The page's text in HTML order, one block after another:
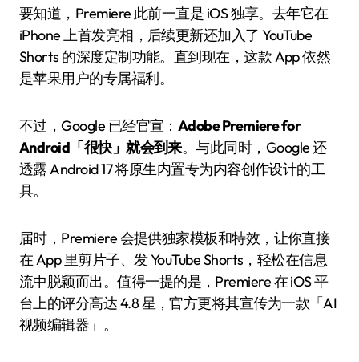
要知道，Premiere 此前一直是 iOS 独享。去年它在
iPhone 上首发亮相，后续更新还加入了 YouTube
Shorts 的深度定制功能。直到现在，这款 App 依然
是苹果用户的专属福利。
不过，Google 已经官宣： Adobe Premiere for
Android「很快」就会到来。与此同时，Google 还
透露 Android 17 将原生内置专为内容创作设计的工
具。
届时，Premiere 会提供独家模板和特效，让你直接
在 App 里剪片子、发 YouTube Shorts，轻松在信息
流中脱颖而出。值得一提的是，Premiere 在 iOS 平
台上的评分高达 4.8 星，官方更将其宣传为一款「AI
视频编辑器」。